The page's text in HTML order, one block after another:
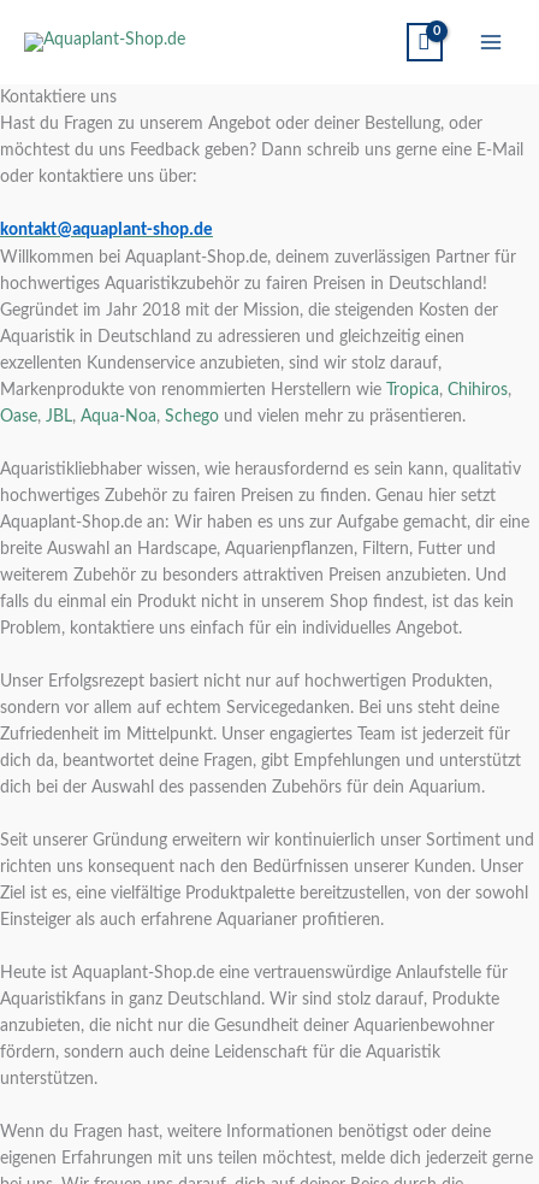
Kontaktiere uns
Hast du Fragen zu unserem Angebot oder deiner Bestellung, oder
möchtest du uns Feedback geben? Dann schreib uns gerne eine E-Mail
oder kontaktiere uns über:
kontakt@aquaplant-shop.de
Willkommen bei Aquaplant-Shop.de, deinem zuverlässigen Partner für
hochwertiges Aquaristikzubehör zu fairen Preisen in Deutschland!
Gegründet im Jahr 2018 mit der Mission, die steigenden Kosten der
Aquaristik in Deutschland zu adressieren und gleichzeitig einen
exzellenten Kundenservice anzubieten, sind wir stolz darauf,
Markenprodukte von renommierten Herstellern wie
Tropica, Chihiros,
Oase, JBL, Aqua-Noa, Schego und vielen mehr zu präsentieren.
Aquaristikliebhaber wissen, wie herausfordernd es sein kann, qualitativ
hochwertiges Zubehör zu fairen Preisen zu finden. Genau hier setzt
Aquaplant-Shop.de an: Wir haben es uns zur Aufgabe gemacht, dir eine
breite Auswahl an Hardscape, Aquarienpflanzen, Filtern, Futter und
weiterem Zubehör zu besonders attraktiven Preisen anzubieten. Und
falls du einmal ein Produkt nicht in unserem Shop findest, ist das kein
Problem, kontaktiere uns einfach für ein individuelles Angebot.
Unser Erfolgsrezept basiert nicht nur auf hochwertigen Produkten,
sondern vor allem auf echtem Servicegedanken. Bei uns steht deine
Zufriedenheit im Mittelpunkt. Unser engagiertes Team ist jederzeit für
dich da, beantwortet deine Fragen, gibt Empfehlungen und unterstützt
dich bei der Auswahl des passenden Zubehörs für dein Aquarium.
Seit unserer Gründung erweitern wir kontinuierlich unser Sortiment und
richten uns konsequent nach den Bedürfnissen unserer Kunden. Unser
Ziel ist es, eine vielfältige Produktpalette bereitzustellen, von der sowohl
Einsteiger als auch erfahrene Aquarianer profitieren.
Heute ist Aquaplant-Shop.de eine vertrauenswürdige Anlaufstelle für
Aquaristikfans in ganz Deutschland. Wir sind stolz darauf, Produkte
anzubieten, die nicht nur die Gesundheit deiner Aquarienbewohner
fördern, sondern auch deine Leidenschaft für die Aquaristik
unterstützen.
Wenn du Fragen hast, weitere Informationen benötigst oder deine
eigenen Erfahrungen mit uns teilen möchtest, melde dich jederzeit gerne